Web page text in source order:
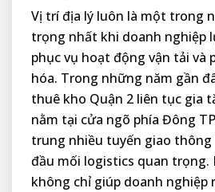
Vị trí địa lý luôn là một trong
trọng nhất khi doanh nghiệp
phục vụ hoạt động vận tải và
hóa. Trong những năm gần
thuê kho Quận 2 liên tục gia
nằm tại cửa ngõ phía Đông
trung nhiều tuyến giao thông
đầu mối logistics quan trọng.
không chỉ giúp doanh nghiệp